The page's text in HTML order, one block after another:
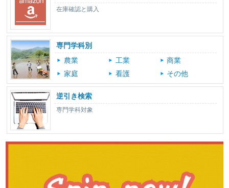
在庫確認と購入
専門学科別
農業
工業
商業
家庭
看護 その他
逆引き検索
専門学科対象